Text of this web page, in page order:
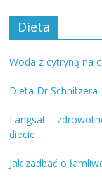
Dieta
Woda z cytryną na
Dieta Dr Schnitzera
Langsat –
diecie
Jak zadbać o